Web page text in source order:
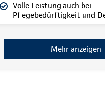
Volle Leistung auch bei
Pflegebedürftigkeit und
Mehr anzeigen